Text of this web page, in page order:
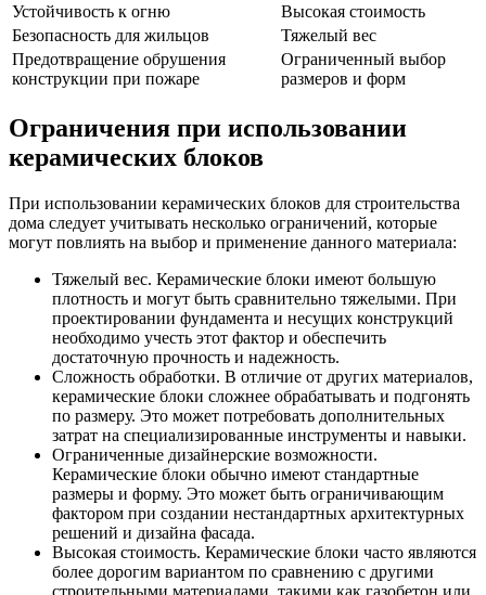
Устойчивость к огню
Высокая стоимость
Безопасность для жильцов
Тяжелый вес
Предотвращение обрушения
конструкции при пожаре
Ограниченный выбор
размеров и форм
Ограничения при использовании
керамических блоков
При использовании керамических блоков для строительства
дома следует учитывать несколько ограничений, которые
могут повлиять на выбор и применение данного материала:
Тяжелый вес. Керамические блоки имеют большую
плотность и могут быть сравнительно тяжелыми. При
проектировании фундамента и несущих конструкций
необходимо учесть этот фактор и обеспечить
достаточную прочность и надежность.
Сложность обработки. В отличие от других материалов,
керамические блоки сложнее обрабатывать и подгонять
по размеру. Это может потребовать дополнительных
затрат на специализированные инструменты и навыки.
Ограниченные дизайнерские возможности.
Керамические блоки обычно имеют стандартные
размеры и форму. Это может быть ограничивающим
фактором при создании нестандартных архитектурных
решений и дизайна фасада.
Высокая стоимость. Керамические блоки часто являются
более дорогим вариантом по сравнению с другими
строительными материалами, такими как газобетон или